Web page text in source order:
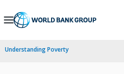
Skip
Navigation
Understanding Poverty